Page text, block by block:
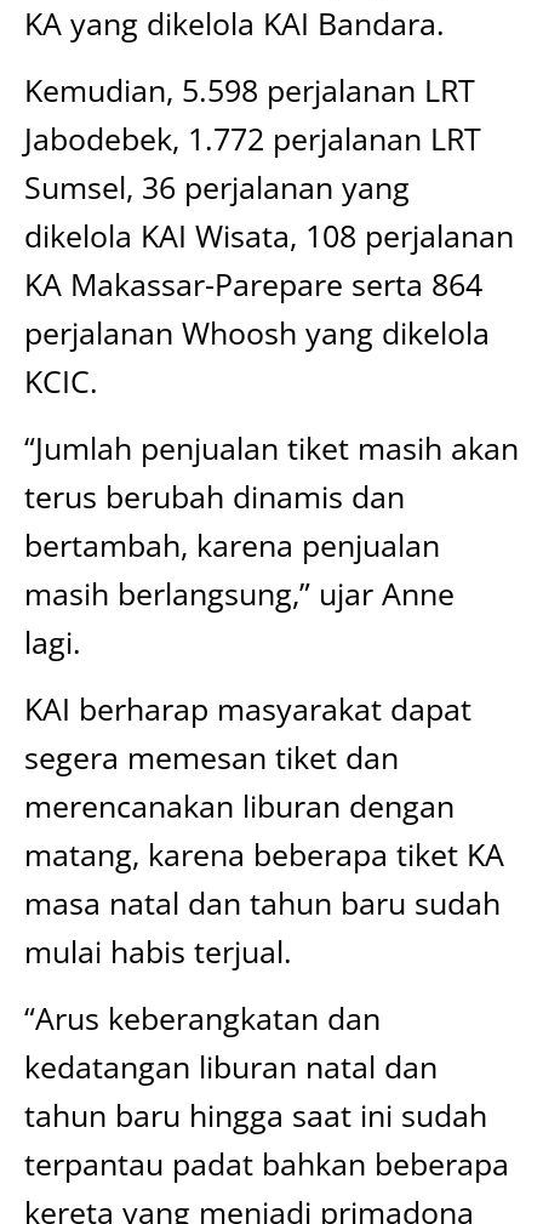
KA yang dikelola KAI Bandara.
Kemudian, 5.598 perjalanan LRT
Jabodebek, 1.772 perjalanan LRT
Sumsel, 36 perjalanan yang
dikelola KAI Wisata, 108 perjalanan
KA Makassar-Parepare serta 864
perjalanan Whoosh yang dikelola
KCIC.
“Jumlah penjualan tiket masih akan
terus berubah dinamis dan
bertambah, karena penjualan
masih berlangsung,” ujar Anne
lagi.
KAI berharap masyarakat dapat
segera memesan tiket dan
merencanakan liburan dengan
matang, karena beberapa tiket KA
masa natal dan tahun baru sudah
mulai habis terjual.
“Arus keberangkatan dan
kedatangan liburan natal dan
tahun baru hingga saat ini sudah
terpantau padat bahkan beberapa
kereta yang menjadi primadona